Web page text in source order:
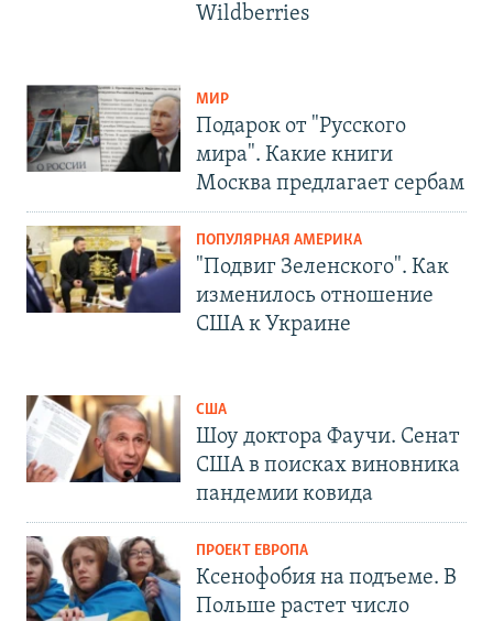
Wildberries
МИР
Подарок от "Русского
мира". Какие книги
Москва предлагает сербам
ПОПУЛЯРНАЯ АМЕРИКА
"Подвиг Зеленского". Как
изменилось отношение
США к Украине
США
Шоу доктора Фаучи. Сенат
США в поисках виновника
пандемии ковида
ПРОЕКТ ЕВРОПА
Ксенофобия на подъеме. В
Польше растет число